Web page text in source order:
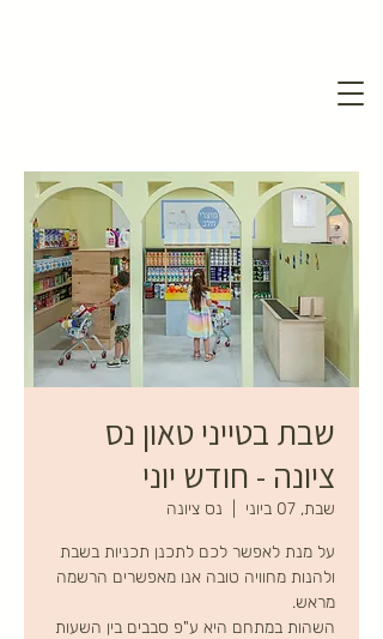
שבת בטייני טאון נס
ציונה - חודש יוני
שבת, 07 ביוני נס ציונה
על מנת לאפשר לכם לתכנן תכניות בשבת
ולהנות מחוויה טובה אנו מאפשרים הרשמה
השהות במתחם היא ע"פ סבבים בין השעות